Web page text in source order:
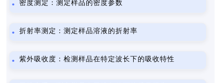
密度测定：测定样品的密度参数
折射率测定：测定样品溶液的折射率
紫外吸收度：检测样品在特定波长下的吸收特性